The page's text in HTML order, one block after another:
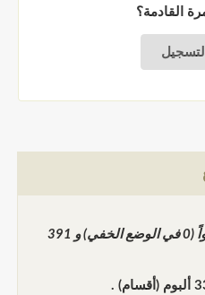
القادمة؟
التسجيل
و
391
ألبوم (أقسام) .